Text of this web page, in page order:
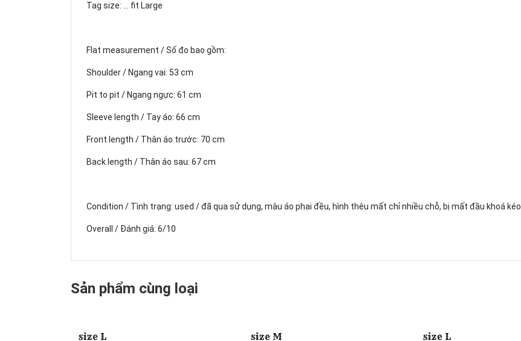
Tag size: ... fit Large
Flat measurement / Số đo bao gồm:
Shoulder / Ngang vai: 53 cm
Pit to pit / Ngang ngực: 61 cm
Sleeve length / Tay áo: 66 cm
Front length / Thân áo trước: 70 cm
Back length / Thân áo sau: 67 cm
Condition / Tình trạng: used / đã qua sử dụng, màu áo phai đều, hình thêu mất chỉ nhiều chỗ, bị mất đầu khoá kéo
Overall / Đánh giá: 6/10
Sản phẩm cùng loại